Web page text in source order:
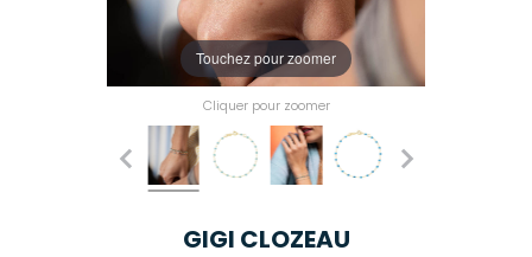
Touchez pour zoomer
Cliquer pour zoomer
GIGI CLOZEAU